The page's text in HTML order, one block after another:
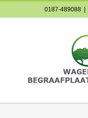
to
0187-489088